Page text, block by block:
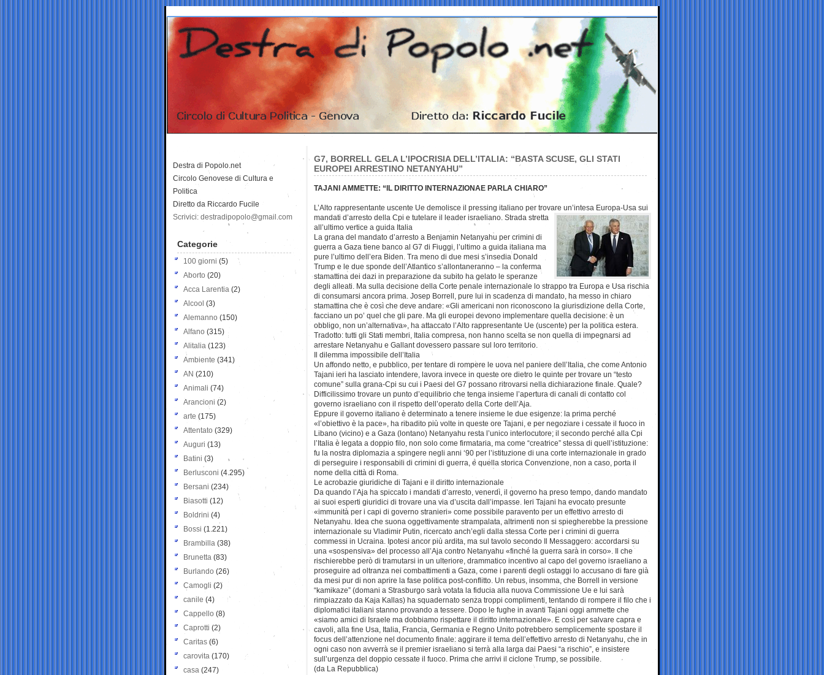
G7, BORRELL GELA L’IPOCRISIA DELL’ITALIA: “BASTA SCUSE, GLI STATI
EUROPEI ARRESTINO NETANYAHU”
TAJANI AMMETTE: “IL DIRITTO INTERNAZIONAE PARLA CHIARO”
L’Alto rappresentante uscente Ue demolisce il pressing italiano per trovare un’intesa Europa-Usa sui
mandati d’arresto della Cpi e tutelare il leader israeliano. Strada stretta
all’ultimo vertice a guida Italia
La grana del mandato d’arresto a Benjamin Netanyahu per crimini di
guerra a Gaza tiene banco al G7 di Fiuggi, l’ultimo a guida italiana ma
pure l’ultimo dell’era Biden. Tra meno di due mesi s’insedia Donald
Trump e le due sponde dell’Atlantico s’allontaneranno – la conferma
stamattina dei dazi in preparazione da subito ha gelato le speranze
degli alleati. Ma sulla decisione della Corte penale internazionale lo strappo tra Europa e Usa rischia
di consumarsi ancora prima. Josep Borrell, pure lui in scadenza di mandato, ha messo in chiaro
stamattina che è così che deve andare: «Gli americani non riconoscono la giurisdizione della Corte,
facciano un po’ quel che gli pare. Ma gli europei devono implementare quella decisione: è un
obbligo, non un’alternativa», ha attaccato l’Alto rappresentante Ue (uscente) per la politica estera.
Tradotto: tutti gli Stati membri, Italia compresa, non hanno scelta se non quella di impegnarsi ad
arrestare Netanyahu e Gallant dovessero passare sul loro territorio.
Il dilemma impossibile dell’Italia
Un affondo netto, e pubblico, per tentare di rompere le uova nel paniere dell’Italia, che come Antonio
Tajani ieri ha lasciato intendere, lavora invece in queste ore dietro le quinte per trovare un “testo
comune” sulla grana-Cpi su cui i Paesi del G7 possano ritrovarsi nella dichiarazione finale. Quale?
Difficilissimo trovare un punto d’equilibrio che tenga insieme l’apertura di canali di contatto col
governo israeliano con il rispetto dell’operato della Corte dell’Aja.
Eppure il governo italiano è determinato a tenere insieme le due esigenze: la prima perché
«l’obiettivo è la pace», ha ribadito più volte in queste ore Tajani, e per negoziare i cessate il fuoco in
Libano (vicino) e a Gaza (lontano) Netanyahu resta l’unico interlocutore; il secondo perché alla Cpi
l’Italia è legata a doppio filo, non solo come firmataria, ma come “creatrice” stessa di quell’istituzione:
fu la nostra diplomazia a spingere negli anni ‘90 per l’istituzione di una corte internazionale in grado
di perseguire i responsabili di crimini di guerra, e quella storica Convenzione, non a caso, porta il
nome della città di Roma.
Le acrobazie giuridiche di Tajani e il diritto internazionale
Da quando l’Aja ha spiccato i mandati d’arresto, venerdì, il governo ha preso tempo, dando mandato
ai suoi esperti giuridici di trovare una via d’uscita dall’impasse. Ieri Tajani ha evocato presunte
«immunità per i capi di governo stranieri» come possibile paravento per un effettivo arresto di
Netanyahu. Idea che suona oggettivamente strampalata, altrimenti non si spiegherebbe la pressione
internazionale su Vladimir Putin, ricercato anch’egli dalla stessa Corte per i crimini di guerra
commessi in Ucraina. Ipotesi ancor più ardita, ma sul tavolo secondo Il Messaggero: accordarsi su
una «sospensiva» del processo all’Aja contro Netanyahu «finché la guerra sarà in corso». Il che
rischierebbe però di tramutarsi in un ulteriore, drammatico incentivo al capo del governo israeliano a
proseguire ad oltranza nei combattimenti a Gaza, come i parenti degli ostaggi lo accusano di fare già
da mesi pur di non aprire la fase politica post-conflitto. Un rebus, insomma, che Borrell in versione
“kamikaze” (domani a Strasburgo sarà votata la fiducia alla nuova Commissione Ue e lui sarà
rimpiazzato da Kaja Kallas) ha squadernato senza troppi complimenti, tentando di rompere il filo che i
diplomatici italiani stanno provando a tessere. Dopo le fughe in avanti Tajani oggi ammette che
«siamo amici di Israele ma dobbiamo rispettare il diritto internazionale». E così per salvare capra e
cavoli, alla fine Usa, Italia, Francia, Germania e Regno Unito potrebbero semplicemente spostare il
focus dell’attenzione nel documento finale: aggirare il tema dell’effettivo arresto di Netanyahu, che in
ogni caso non avverrà se il premier israeliano si terrà alla larga dai Paesi “a rischio”, e insistere
sull’urgenza del doppio cessate il fuoco. Prima che arrivi il ciclone Trump, se possibile.
(da La Repubblica)
Destra di Popolo.net
Circolo Genovese di Cultura e
Politica
Diretto da Riccardo Fucile
Scrivici: destradipopolo@gmail.com
Categorie
100 giorni (5)
Aborto (20)
Acca Larentia (2)
Alcool (3)
Alemanno (150)
Alfano (315)
Alitalia (123)
Ambiente (341)
AN (210)
Animali (74)
Arancioni (2)
arte (175)
Attentato (329)
Auguri (13)
Batini (3)
Berlusconi (4.295)
Bersani (234)
Biasotti (12)
Boldrini (4)
Bossi (1.221)
Brambilla (38)
Brunetta (83)
Burlando (26)
Camogli (2)
canile (4)
Cappello (8)
Caprotti (2)
Caritas (6)
carovita (170)
casa (247)